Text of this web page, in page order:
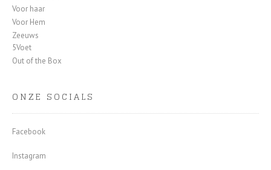
Voor haar
Voor Hem
Zeeuws
5Voet
Out of the Box
ONZE SOCIALS
Facebook
Instagram